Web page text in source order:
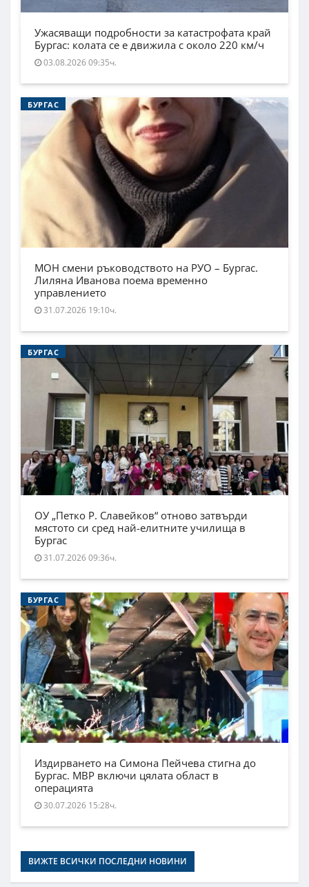
Ужасяващи подробности за катастрофата край
Бургас: колата се е движила с около 220 км/ч
03.08.2026 09:35ч.
БУРГАС
МОН смени ръководството на РУО – Бургас.
Лиляна Иванова поема временно
управлението
31.07.2026 19:10ч.
БУРГАС
ОУ „Петко Р. Славейков“ отново затвърди
мястото си сред най-елитните училища в
Бургас
31.07.2026 09:36ч.
БУРГАС
Издирването на Симона Пейчева стигна до
Бургас. МВР включи цялата област в
операцията
30.07.2026 15:28ч.
ВИЖТЕ ВСИЧКИ ПОСЛЕДНИ НОВИНИ